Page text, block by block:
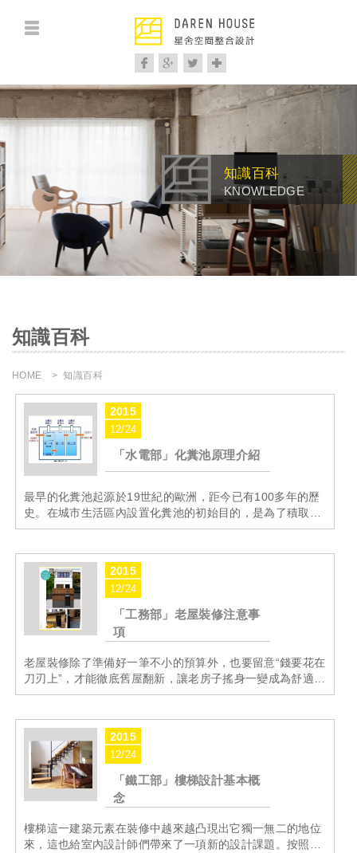
分享至Facebook
分享至分享至Google+
分享至Twitter
知識百科
KNOWLEDGE
知識百科
HOME 知識百科
2015
12/24
「水電部」化糞池原理介紹
最早的化糞池起源於19世紀的歐洲，距今已有100多年的歷
史。在城市生活區內設置化糞池的初始目的，是為了積取肥
料，隨著城市化的進展及環境污染的加劇，化糞池對保護水
產提... MORE
2015
12/24
「工務部」老屋裝修注意事
項
老屋裝修除了準備好一筆不小的預算外，也要留意“錢要花在
刀刃上”，才能徹底舊屋翻新，讓老房子搖身一變成為舒適美
觀的新住屋。 裝潢老屋，包含水電、建材等基礎工程應列為
2015
12/24
「鐵工部」樓梯設計基本概
念
樓梯這一建築元素在裝修中越來越凸現出它獨一無二的地位
來，這也給室內設計師們帶來了一項新的設計課題。按照標